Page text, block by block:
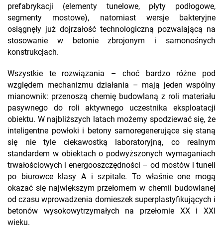
prefabrykacji (elementy tunelowe, płyty podłogowe,
segmenty mostowe), natomiast wersje bakteryjne
osiągnęły już dojrzałość technologiczną pozwalającą na
stosowanie w betonie zbrojonym i samonośnych
konstrukcjach.
Wszystkie te rozwiązania – choć bardzo różne pod
względem mechanizmu działania – mają jeden wspólny
mianownik: przenoszą chemię budowlaną z roli materiału
pasywnego do roli aktywnego uczestnika eksploatacji
obiektu. W najbliższych latach możemy spodziewać się, że
inteligentne powłoki i betony samoregenerujące się staną
się nie tyle ciekawostką laboratoryjną, co realnym
standardem w obiektach o podwyższonych wymaganiach
trwałościowych i energooszczędności – od mostów i tuneli
po biurowce klasy A i szpitale. To właśnie one mogą
okazać się największym przełomem w chemii budowlanej
od czasu wprowadzenia domieszek superplastyfikujących i
betonów wysokowytrzymałych na przełomie XX i XXI
wieku.